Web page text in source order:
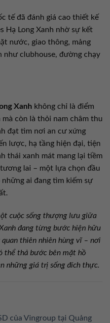
tế đã đánh giá cao thiết kế
Hạ Long Xanh nhờ sự kết
nước, giao thông, mảng
như clubhouse, đường chạy
Xanh không chỉ là điểm
còn là thỏi nam châm thu
đạt tìm nơi an cư xứng
lược, hạ tầng hiện đại, tiện
thái xanh mát mang lại tiềm
lai – một lựa chọn đầu
ai đang tìm kiếm sự
cuộc sống thượng lưu giữa
đang từng bước hiện hữu
thiên nhiên hùng vĩ – nơi
thể thả bước bên mặt hồ
những giá trị sống đích thực.
của Vingroup tại Quảng